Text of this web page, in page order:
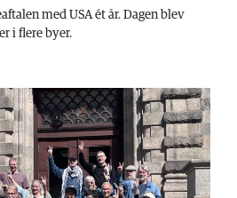
med USA ét år. Dagen blev
i flere byer.